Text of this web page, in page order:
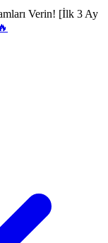
Verin! [İlk 3 Ay